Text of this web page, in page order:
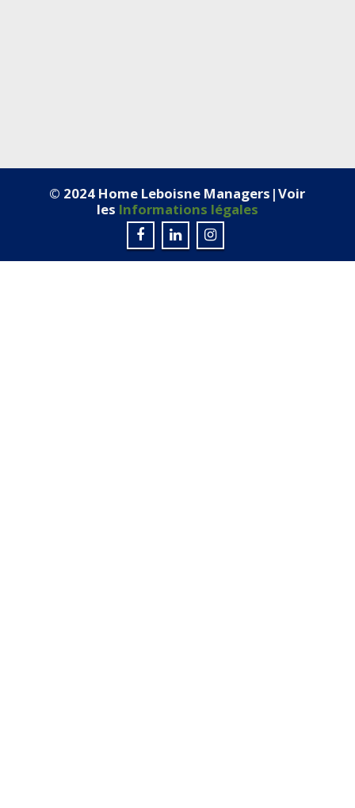
© 2024 Home Leboisne Managers|Voir
les Informations légales